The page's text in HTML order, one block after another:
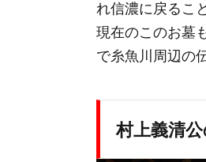
れ信濃に戻るこ
現在のこのお墓
で糸魚川周辺の
村上義清